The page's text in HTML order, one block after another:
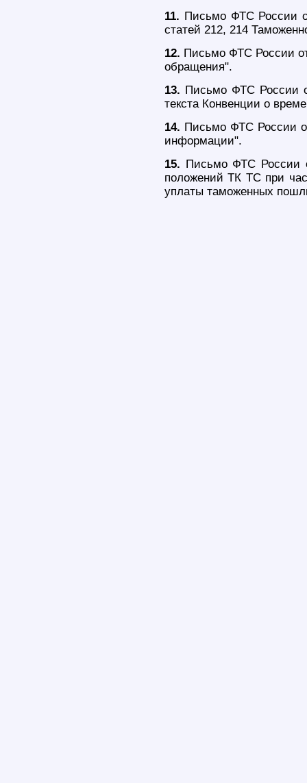
11. Письмо ФТС России
статей 212, 214
12. Письмо ФТС России
обращения".
13. Письмо ФТС России
текста Конвенции о
14. Письмо ФТС России
информации".
15. Письмо ФТС России
положений ТК ТС при
уплаты таможенных